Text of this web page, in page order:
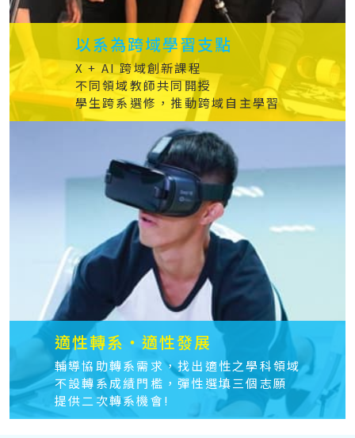
以系為跨域學習支點
X + AI 跨域創新​課程
不同領域教師共同開授
學生跨系選修，推動跨域自主學習
適性轉系‧適​性發展
輔導協助轉系​需求，找出適性之學科領域
不設轉系成績門檻，彈性選填三個志願
提供二次轉系機會!